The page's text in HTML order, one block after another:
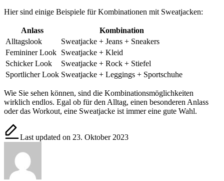
Hier sind einige Beispiele für Kombinationen mit Sweatjacken:
Anlass
Kombination
Alltagslook
Sweatjacke + Jeans + Sneakers
Femininer Look Sweatjacke + Kleid
Schicker Look
Sweatjacke + Rock + Stiefel
Sportlicher Look Sweatjacke + Leggings + Sportschuhe
Wie Sie sehen können, sind die Kombinationsmöglichkeiten
wirklich endlos. Egal ob für den Alltag, einen besonderen Anlass
oder das Workout, eine Sweatjacke ist immer eine gute Wahl.
Last updated on 23. Oktober 2023